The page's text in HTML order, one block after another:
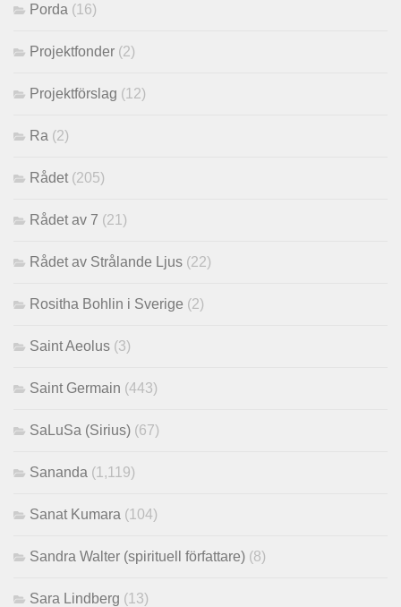
Porda (16)
Projektfonder (2)
Projektförslag (12)
Ra (2)
Rådet (205)
Rådet av 7 (21)
Rådet av Strålande Ljus (22)
Rositha Bohlin i Sverige (2)
Saint Aeolus (3)
Saint Germain (443)
SaLuSa (Sirius) (67)
Sananda (1,119)
Sanat Kumara (104)
Sandra Walter (spirituell författare) (8)
Sara Lindberg (13)